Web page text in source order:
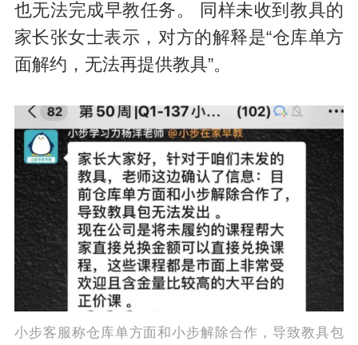
也无法完成早教任务。 同样未收到教具的
家长张女士表示，对方的解释是“仓库单方
面解约，无法再提供教具”。
小步客服称仓库单方面和小步解除合作，导致教具包